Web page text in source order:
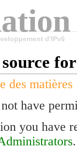
d'IPv6
des matières
have
you have
.